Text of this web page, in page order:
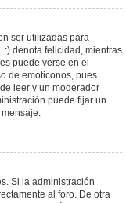
ser utilizadas para
:) denota felicidad, mientras
puede verse en el
de emoticonos, pues
leer y un moderador
puede fijar un
Si la administración
al foro. De otra